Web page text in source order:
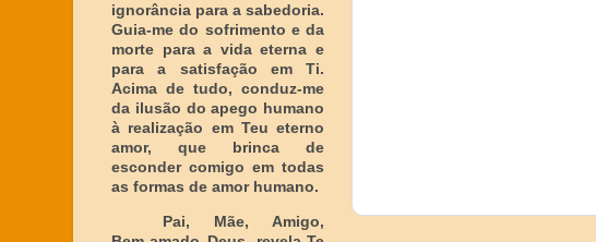
ignorância para a sabedoria.
Guia-me do sofrimento e da
morte para a vida eterna e
para a satisfação em Ti.
Acima de tudo, conduz-me
da ilusão do apego humano
à realização em Teu eterno
amor, que brinca de
esconder comigo em todas
as formas de amor humano.
Pai, Mãe, Amigo,